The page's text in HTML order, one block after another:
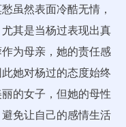
虽然表面冷酷无情，
其是当杨过表现出真
为母亲，她的责任感
她对杨过的态度始终
的女子，但她的母性
免让自己的感情生活